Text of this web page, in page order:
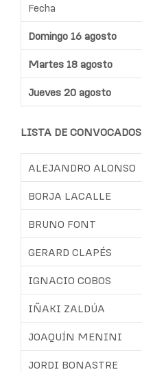
Fecha
Domingo 16 agosto
Martes 18 agosto
Jueves 20 agosto
LISTA DE CONVOCADOS
ALEJANDRO ALONSO
BORJA LACALLE
BRUNO FONT
GERARD CLAPÉS
IGNACIO COBOS
IÑAKI ZALDÚA
JOAQUÍN MENINI
JORDI BONASTRE